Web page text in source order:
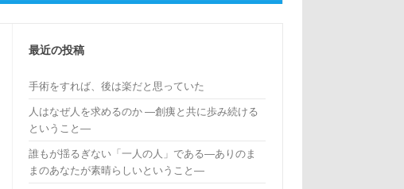
最近の投稿
手術をすれば、後は楽だと思っていた
人はなぜ人を求めるのか ―創痍と共に歩み続ける
ということ―
誰もが揺るぎない「一人の人」である―ありのま
まのあなたが素晴らしいということ―